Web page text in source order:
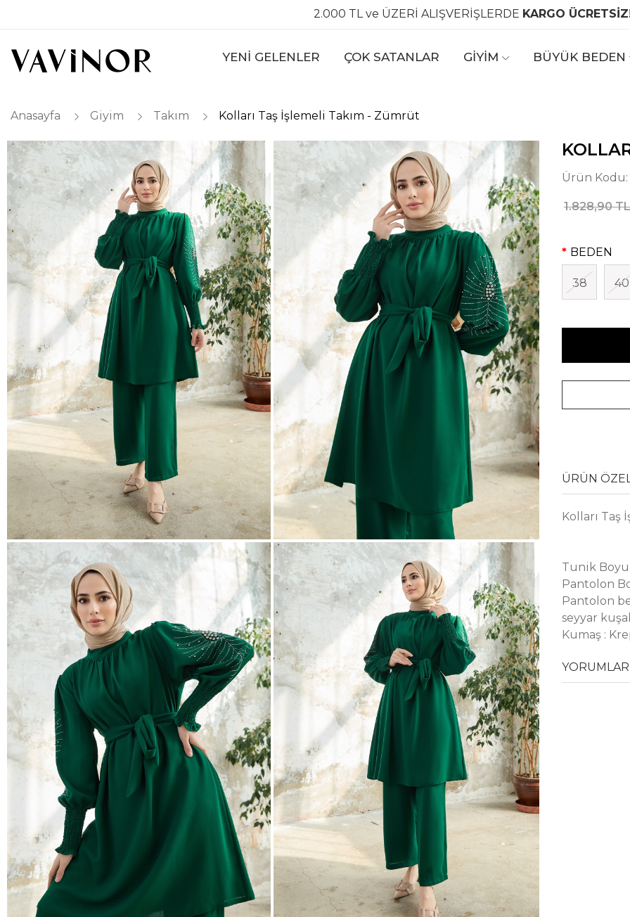
2.000 TL ve ÜZERİ ALIŞVERİŞLERDE KARGO
YENİ GELENLER ÇOK SATANLAR GİYİM BÜYÜK BEDEN
Anasayfa Giyim Takım Kolları Taş İşlemeli Takım - Zümrüt
Ürün Kodu:
1.828,90 TL
BEDEN
38 40
ÜRÜN
Kolları Taş
Tunik Boyu
Pantolon
Pantolon
seyyar
Kumaş :